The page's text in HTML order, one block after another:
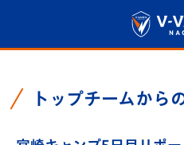
トップチームから